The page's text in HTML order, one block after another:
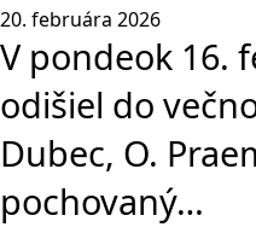
20. februára 2026
V pondeok 16.
odišiel do
Dubec, O.
pochovaný…